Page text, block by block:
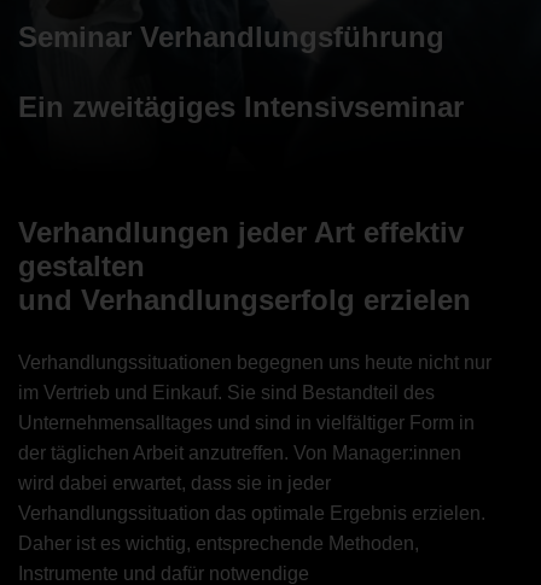
Seminar Verhandlungsführung
Ein zweitägiges Intensivseminar
Verhandlungen jeder Art effektiv
gestalten
und Verhandlungserfolg erzielen
Verhandlungssituationen begegnen uns heute nicht nur
im Vertrieb und Einkauf. Sie sind Bestandteil des
Unternehmensalltages und sind in vielfältiger Form in
der täglichen Arbeit anzutreffen. Von Manager:innen
wird dabei erwartet, dass sie in jeder
Verhandlungssituation das optimale Ergebnis erzielen.
Daher ist es wichtig, entsprechende Methoden,
Instrumente und dafür notwendige